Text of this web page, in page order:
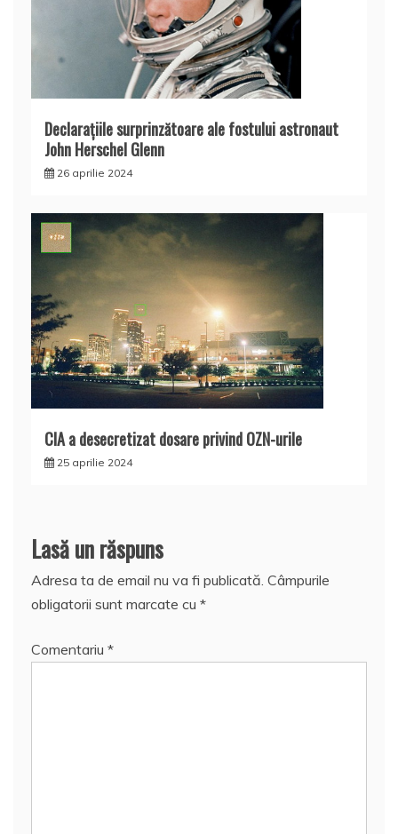
Declaraţiile surprinzătoare ale fostului astronaut
John Herschel Glenn
26 aprilie 2024
CIA a desecretizat dosare privind OZN-urile
25 aprilie 2024
Lasă un răspuns
Adresa ta de email nu va fi publicată. Câmpurile
obligatorii sunt marcate cu *
Comentariu *